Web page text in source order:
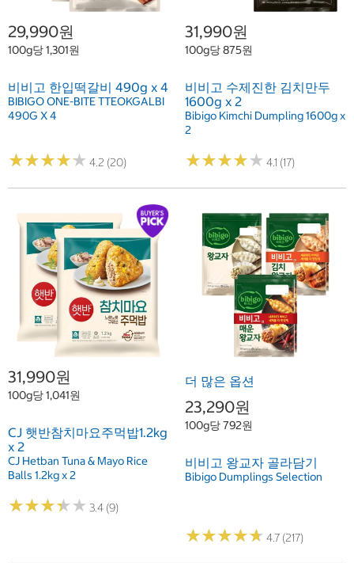
29,990원
100g당 1,301원
비비고 한입떡갈비 490g x 4
BIBIGO ONE-BITE TTEOKGALBI
490G X 4
★★★★★
★★★★★ 4.2 (20)
31,990원
100g당 875원
비비고 수제진한 김치만두
1600g x 2
Bibigo Kimchi Dumpling 1600g x
2
★★★★★
★★★★★ 4.1 (17)
31,990원
100g당 1,041원
CJ 햇반참치마요주먹밥1.2kg
x 2
CJ Hetban Tuna & Mayo Rice
Balls 1.2kg x 2
★★★★★
★★★★★ 3.4 (9)
더 많은 옵션
23,290원
100g당 792원
비비고 왕교자 골라담기
Bibigo Dumplings Selection
★★★★★
★★★★★ 4.7 (217)